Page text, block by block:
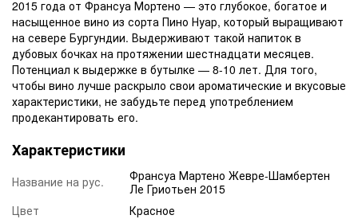
2015 года от Франсуа Мортено — это глубокое, богатое и
насыщенное вино из сорта Пино Нуар, который выращивают
на севере Бургундии. Выдерживают такой напиток в
дубовых бочках на протяжении шестнадцати месяцев.
Потенциал к выдержке в бутылке — 8-10 лет. Для того,
чтобы вино лучше раскрыло свои ароматические и вкусовые
характеристики, не забудьте перед употреблением
продекантировать его.
Характеристики
Название на рус.
Франсуа Мартено Жевре-Шамбертен
Ле Гриотьен 2015
Цвет
Красное